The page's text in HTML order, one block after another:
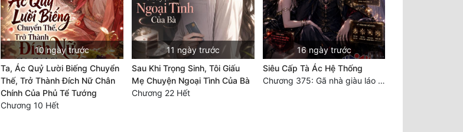
10 ngày trước
Ta, Ác Quỷ Lười Biếng Chuyển
Thế, Trở Thành Đích Nữ Chân
Chính Của Phủ Tể Tướng
Chương 10 Hết
11 ngày trước
Sau Khi Trọng Sinh, Tôi Giấu
Mẹ Chuyện Ngoại Tình Của Bà
Chương 22 Hết
16 ngày trước
Siêu Cấp Tà Ác Hệ Thống
Chương 375: Gã nhà giàu láo xược